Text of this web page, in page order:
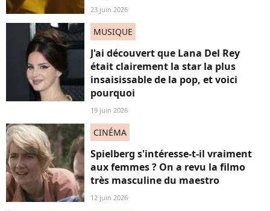
23 juin 2026
MUSIQUE
J'ai découvert que Lana Del Rey
était clairement la star la plus
insaisissable de la pop, et voici
pourquoi
19 juin 2026
CINÉMA
Spielberg s'intéresse-t-il vraiment
aux femmes ? On a revu la filmo
très masculine du maestro
12 juin 2026